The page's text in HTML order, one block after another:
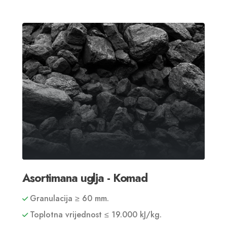
Asortimana uglja - Komad
Granulacija ≥ 60 mm.
Toplotna vrijednost ≤ 19.000 kJ/kg.